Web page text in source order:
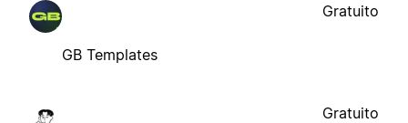
GB Templates
Gratuito
Gratuito